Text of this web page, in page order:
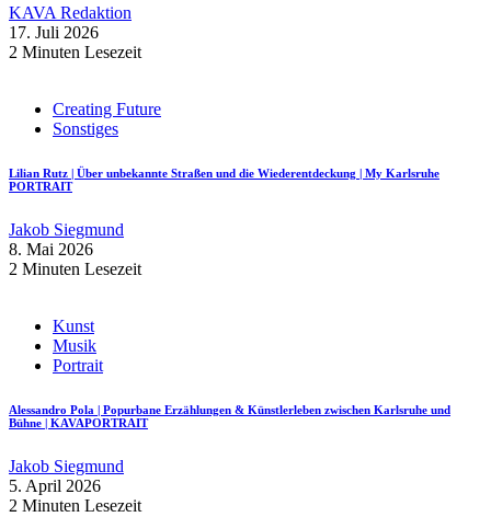
KAVA Redaktion
17. Juli 2026
2 Minuten Lesezeit
Creating Future
Sonstiges
Lilian Rutz | Über unbekannte Straßen und die Wiederentdeckung | My Karlsruhe
PORTRAIT
Jakob Siegmund
8. Mai 2026
2 Minuten Lesezeit
Kunst
Musik
Portrait
Alessandro Pola | Popurbane Erzählungen & Künstlerleben zwischen Karlsruhe und
Bühne | KAVAPORTRAIT
Jakob Siegmund
5. April 2026
2 Minuten Lesezeit